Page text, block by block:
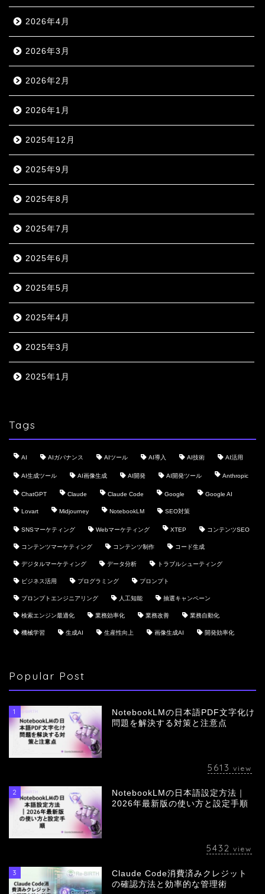
2026年4月
2026年3月
2026年2月
2026年1月
2025年12月
2025年9月
2025年8月
2025年7月
2025年6月
2025年5月
2025年4月
2025年3月
2025年1月
Tags
AI AIガバナンス AIツール AI導入 AI技術 AI活用
AI生成ツール AI画像生成 AI開発 AI開発ツール Anthropic
ChatGPT Claude Claude Code Google Google AI
Lovart Midjourney NotebookLM SEO対策
SNSマーケティング Webマーケティング XTEP コンテンツSEO
コンテンツマーケティング コンテンツ制作 コード生成
デジタルマーケティング データ分析 トラブルシューティング
ビジネス活用 プログラミング プロンプト
プロンプトエンジニアリング 人工知能 抽選キャンペーン
検索エンジン最適化 業務効率化 業務改善 業務自動化
機械学習 生成AI 生産性向上 画像生成AI 開発効率化
Popular Post
1
NotebookLMの日本語PDF文字化け
問題を解決する対策と注意点
5613 view
2
NotebookLMの日本語設定方法｜
2026年最新版の使い方と設定手順
5432 view
3
Claude Code消費済みクレジット
の確認方法と効率的な管理術
会社概要
採用情報